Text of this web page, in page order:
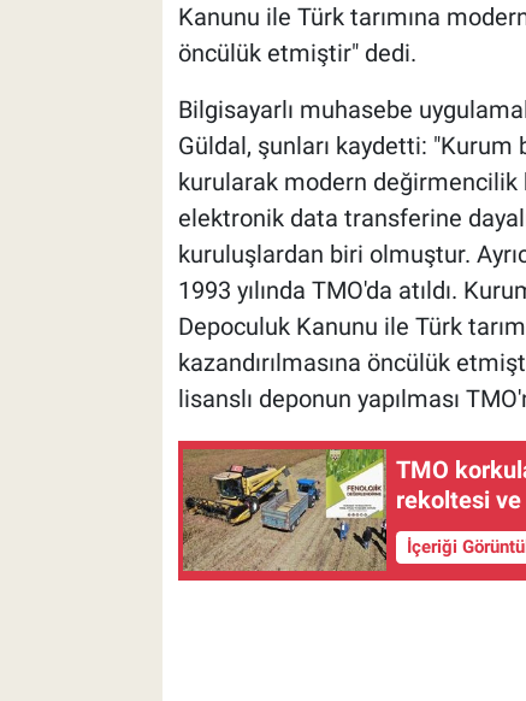
Kanunu ile Türk tarımına
öncülük etmiştir" dedi.
Bilgisayarlı muhasebe
Güldal, şunları kaydetti: "Kurum
kurularak modern değirmencilik
elektronik data transferine
kuruluşlardan biri olmuştur.
1993 yılında TMO'da atıldı.
Depoculuk Kanunu ile Türk
kazandırılmasına öncülük
lisanslı deponun yapılması
TMO
rekoltesi
İçeriği